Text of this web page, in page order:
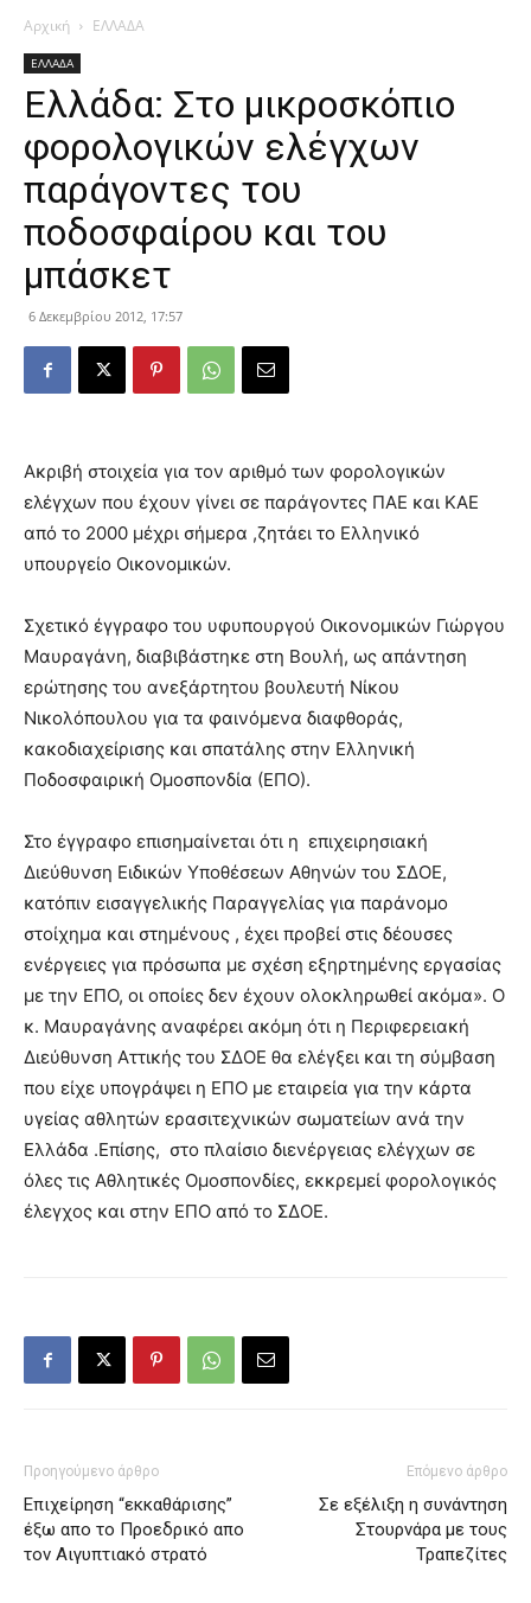
Αρχική ΕΛΛΑΔΑ
ΕΛΛΑΔΑ
Ελλάδα: Στο μικροσκόπιο
φορολογικών ελέγχων
παράγοντες του
ποδοσφαίρου και του
μπάσκετ
6 Δεκεμβρίου 2012, 17:57
Ακριβή στοιχεία για τον αριθμό των φορολογικών
ελέγχων που έχουν γίνει σε παράγοντες ΠΑΕ και ΚΑΕ
από το 2000 μέχρι σήμερα ,ζητάει το Ελληνικό
υπουργείο Οικονομικών.
Σχετικό έγγραφο του υφυπουργού Οικονομικών Γιώργου
Μαυραγάνη, διαβιβάστηκε στη Βουλή, ως απάντηση
ερώτησης του ανεξάρτητου βουλευτή Νίκου
Νικολόπουλου για τα φαινόμενα διαφθοράς,
κακοδιαχείρισης και σπατάλης στην Ελληνική
Ποδοσφαιρική Ομοσπονδία (ΕΠΟ).
Στο έγγραφο επισημαίνεται ότι η επιχειρησιακή
Διεύθυνση Ειδικών Υποθέσεων Αθηνών του ΣΔΟΕ,
κατόπιν εισαγγελικής Παραγγελίας για παράνομο
στοίχημα και στημένους , έχει προβεί στις δέουσες
ενέργειες για πρόσωπα με σχέση εξηρτημένης εργασίας
με την ΕΠΟ, οι οποίες δεν έχουν ολοκληρωθεί ακόμα». Ο
κ. Μαυραγάνης αναφέρει ακόμη ότι η Περιφερειακή
Διεύθυνση Αττικής του ΣΔΟΕ θα ελέγξει και τη σύμβαση
που είχε υπογράψει η ΕΠΟ με εταιρεία για την κάρτα
υγείας αθλητών ερασιτεχνικών σωματείων ανά την
Ελλάδα .Επίσης, στο πλαίσιο διενέργειας ελέγχων σε
όλες τις Αθλητικές Ομοσπονδίες, εκκρεμεί φορολογικός
έλεγχος και στην ΕΠΟ από το ΣΔΟΕ.
Προηγούμενο άρθρο
Επιχείρηση “εκκαθάρισης”
έξω απο το Προεδρικό απο
τον Αιγυπτιακό στρατό
Επόμενο άρθρο
Σε εξέλιξη η συνάντηση
Στουρνάρα με τους
Τραπεζίτες